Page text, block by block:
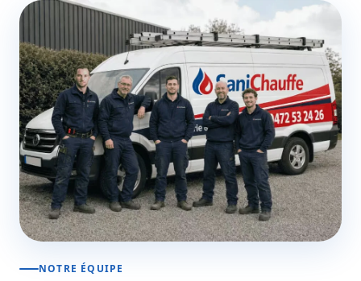
NOTRE ÉQUIPE